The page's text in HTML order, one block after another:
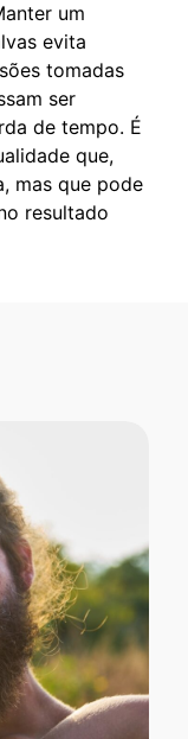
um
evita
tomadas
ser
de tempo. É
que,
mas que pode
resultado